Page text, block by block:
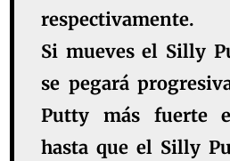
respectivamente.
Si mueves el Silly
se pegará
Putty más fuerte
hasta que el Silly